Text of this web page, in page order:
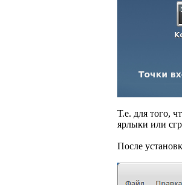
Т.е. для того,
ярлыки или
После